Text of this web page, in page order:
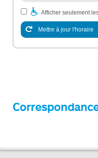
Afficher seulement
Mettre à jour l'horaire